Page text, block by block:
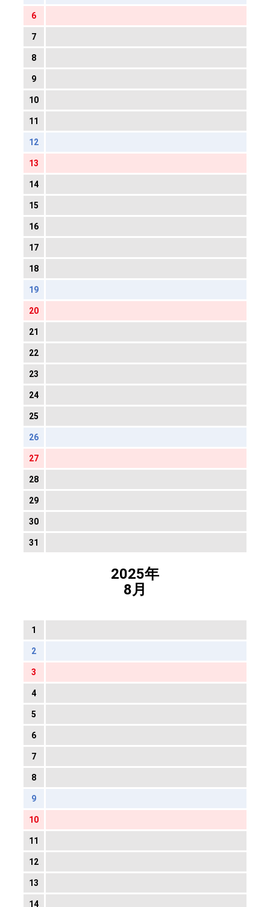
6
7
8
9
10
11
12
13
14
15
16
17
18
19
20
21
22
23
24
25
26
27
28
29
30
31
2025年
8月
1
2
3
4
5
6
7
8
9
10
11
12
13
14